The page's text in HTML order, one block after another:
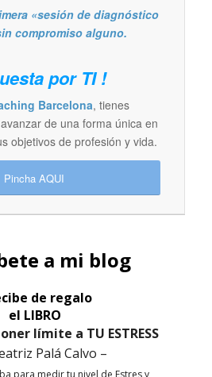
«sesión de diagnóstico
compromiso alguno.
por TI !
Barcelona, tienes
de una forma única en
objetivos de profesión y vida.
Pincha AQUI